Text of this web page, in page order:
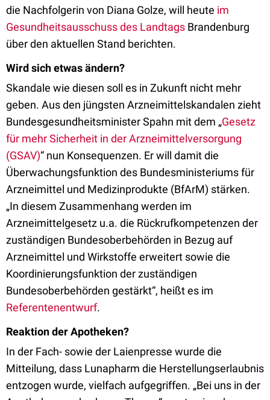
die Nachfolgerin von Diana Golze, will heute im
Gesundheitsausschuss des Landtags Brandenburg
über den aktuellen Stand berichten.
Wird sich etwas ändern?
Skandale wie diesen soll es in Zukunft nicht mehr
geben. Aus den jüngsten Arzneimittelskandalen zieht
Bundesgesundheitsminister Spahn mit dem „Gesetz
für mehr Sicherheit in der Arzneimittelversorgung
(GSAV)“ nun Konsequenzen. Er will damit die
Überwachungsfunktion des Bundesministeriums für
Arzneimittel und Medizinprodukte (BfArM) stärken.
„In diesem Zusammenhang werden im
Arzneimittelgesetz u.a. die Rückrufkompetenzen der
zuständigen Bundesoberbehörden in Bezug auf
Arzneimittel und Wirkstoffe erweitert sowie die
Koordinierungsfunktion der zuständigen
Bundesoberbehörden gestärkt“, heißt es im
Referentenentwurf.
Reaktion der Apotheken?
In der Fach- sowie der Laienpresse wurde die
Mitteilung, dass Lunapharm die Herstellungserlaubnis
entzogen wurde, vielfach aufgegriffen. „Bei uns in der